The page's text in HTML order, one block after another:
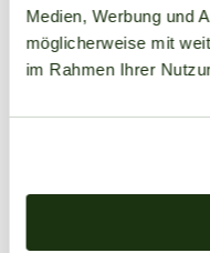
Medien, Werbung und
möglicherweise mit
im Rahmen Ihrer